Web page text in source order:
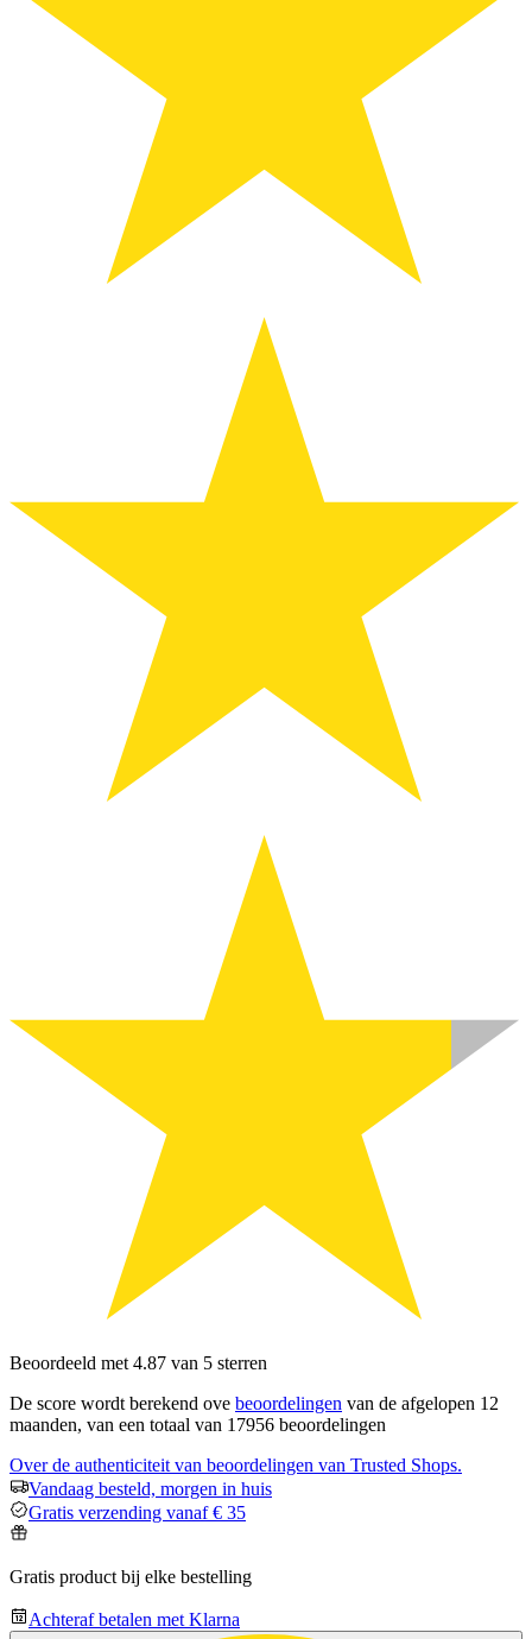
Beoordeeld met 4.87 van 5 sterren
De score wordt berekend ove beoordelingen van de afgelopen 12
maanden, van een totaal van 17956 beoordelingen
Over de authenticiteit van beoordelingen van Trusted Shops.
Vandaag besteld, morgen in huis
Gratis verzending vanaf € 35
Gratis product bij elke bestelling
Achteraf betalen met Klarna